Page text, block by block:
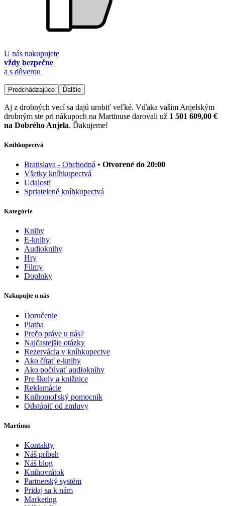
U nás nakupujete
vždy bezpečne
a s dôverou
Predchádzajúce Ďalšie
Aj z drobných vecí sa dajú urobiť veľké. Vďaka vašim Anjelským
drobným ste pri nákupoch na Martinuse darovali už 1 501 609,00 €
na Dobrého Anjela. Ďakujeme!
Kníhkupectvá
Bratislava - Obchodná • Otvorené do 20:00
Všetky kníhkupectvá
Udalosti
Spriatelené kníhkupectvá
Kategórie
Knihy
E-knihy
Audioknihy
Hry
Filmy
Doplnky
Nakupujte u nás
Doručenie
Platba
Prečo práve u nás?
Najčastejšie otázky
Rezervácia v kníhkupectve
Ako čítať e-knihy
Ako počúvať audioknihy
Pre školy a knižnice
Reklamácie
Knihomoľský pomocník
Odstúpiť od zmluvy
Martinus
Kontakty
Náš príbeh
Náš blog
Knihovrátok
Partnerský systém
Pridaj sa k nám
Marketing